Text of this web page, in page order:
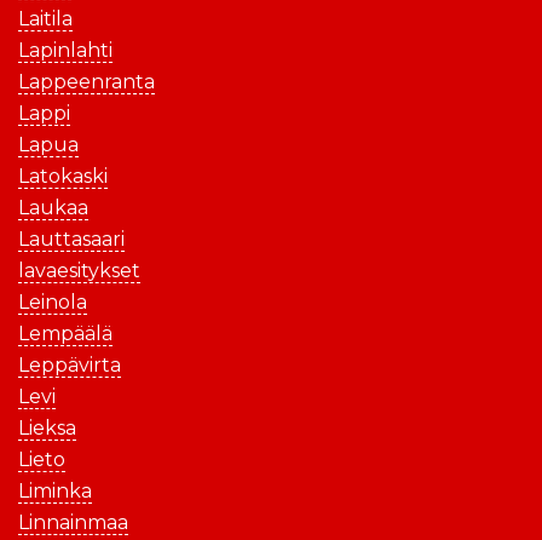
Laitila
Lapinlahti
Lappeenranta
Lappi
Lapua
Latokaski
Laukaa
Lauttasaari
lavaesitykset
Leinola
Lempäälä
Leppävirta
Levi
Lieksa
Lieto
Liminka
Linnainmaa